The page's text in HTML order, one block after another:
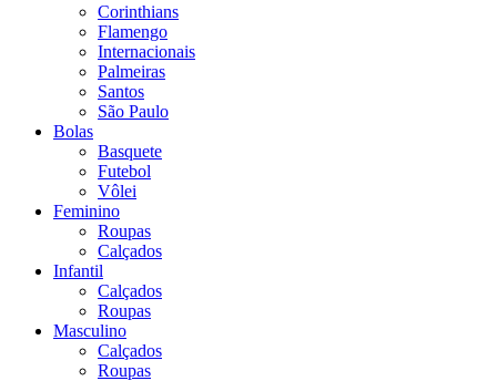
Corinthians
Flamengo
Internacionais
Palmeiras
Santos
São Paulo
Bolas
Basquete
Futebol
Vôlei
Feminino
Roupas
Calçados
Infantil
Calçados
Roupas
Masculino
Calçados
Roupas